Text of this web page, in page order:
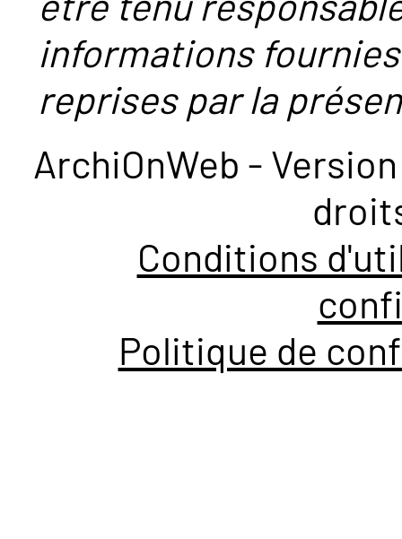
informations
reprises par la
ArchiOnWeb -
Conditions
Politique de